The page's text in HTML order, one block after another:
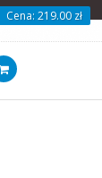
Cena: 219.00 zł